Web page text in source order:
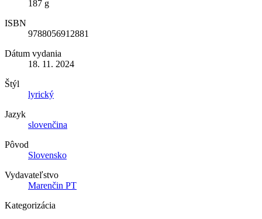
187 g
ISBN
9788056912881
Dátum vydania
18. 11. 2024
Štýl
lyrický
Jazyk
slovenčina
Pôvod
Slovensko
Vydavateľstvo
Marenčin PT
Kategorizácia